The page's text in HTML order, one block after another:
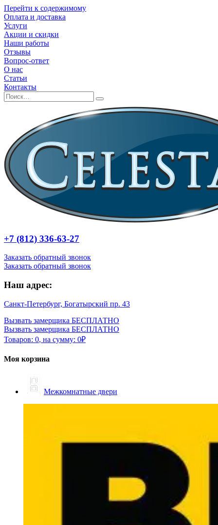
Перейти к содержимому
Оплата и доставка
Услуги
Акции и скидки
Наши работы
Отзывы
Вопрос-ответ
О нас
Статьи
Контакты
+7 (812) 336-63-27
Заказать обратный звонок
Заказать обратный звонок
Наш адрес:
Санкт-Петербург, Богатырский пр. 43
Вызвать замерщика БЕСПЛАТНО
Вызвать замерщика БЕСПЛАТНО
Товаров: 0, на сумму: 0₽
Моя корзина
Межкомнатные двери